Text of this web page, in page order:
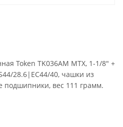
Token TK036AM MTX, 1-1/8" +
28.6|EC44/40, чашки из
вес 111 грамм.